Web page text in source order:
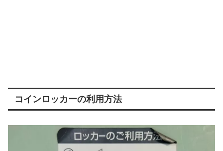
コインロッカーの利用方法